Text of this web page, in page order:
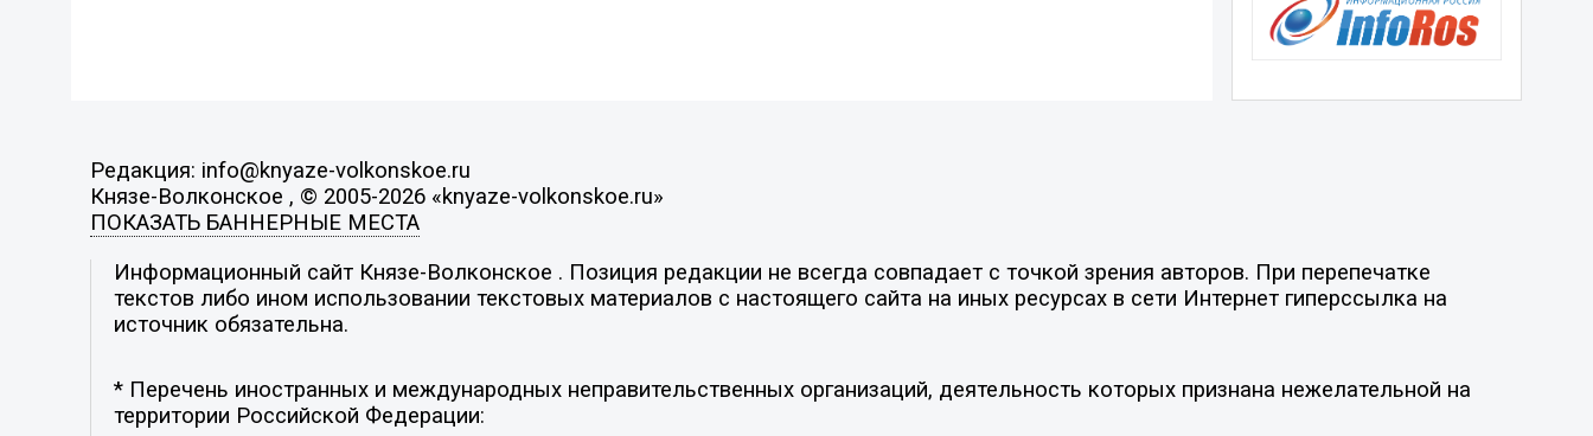
Редакция: info@knyaze-volkonskoe.ru
Князе-Волконское , © 2005-2026 «knyaze-volkonskoe.ru»
ПОКАЗАТЬ БАННЕРНЫЕ МЕСТА
Информационный сайт Князе-Волконское . Позиция редакции не всегда совпадает с точкой зрения авторов. При перепечатке
текстов либо ином использовании текстовых материалов с настоящего сайта на иных ресурсах в сети Интернет гиперссылка на
источник обязательна.
* Перечень иностранных и международных неправительственных организаций, деятельность которых признана нежелательной на
территории Российской Федерации: